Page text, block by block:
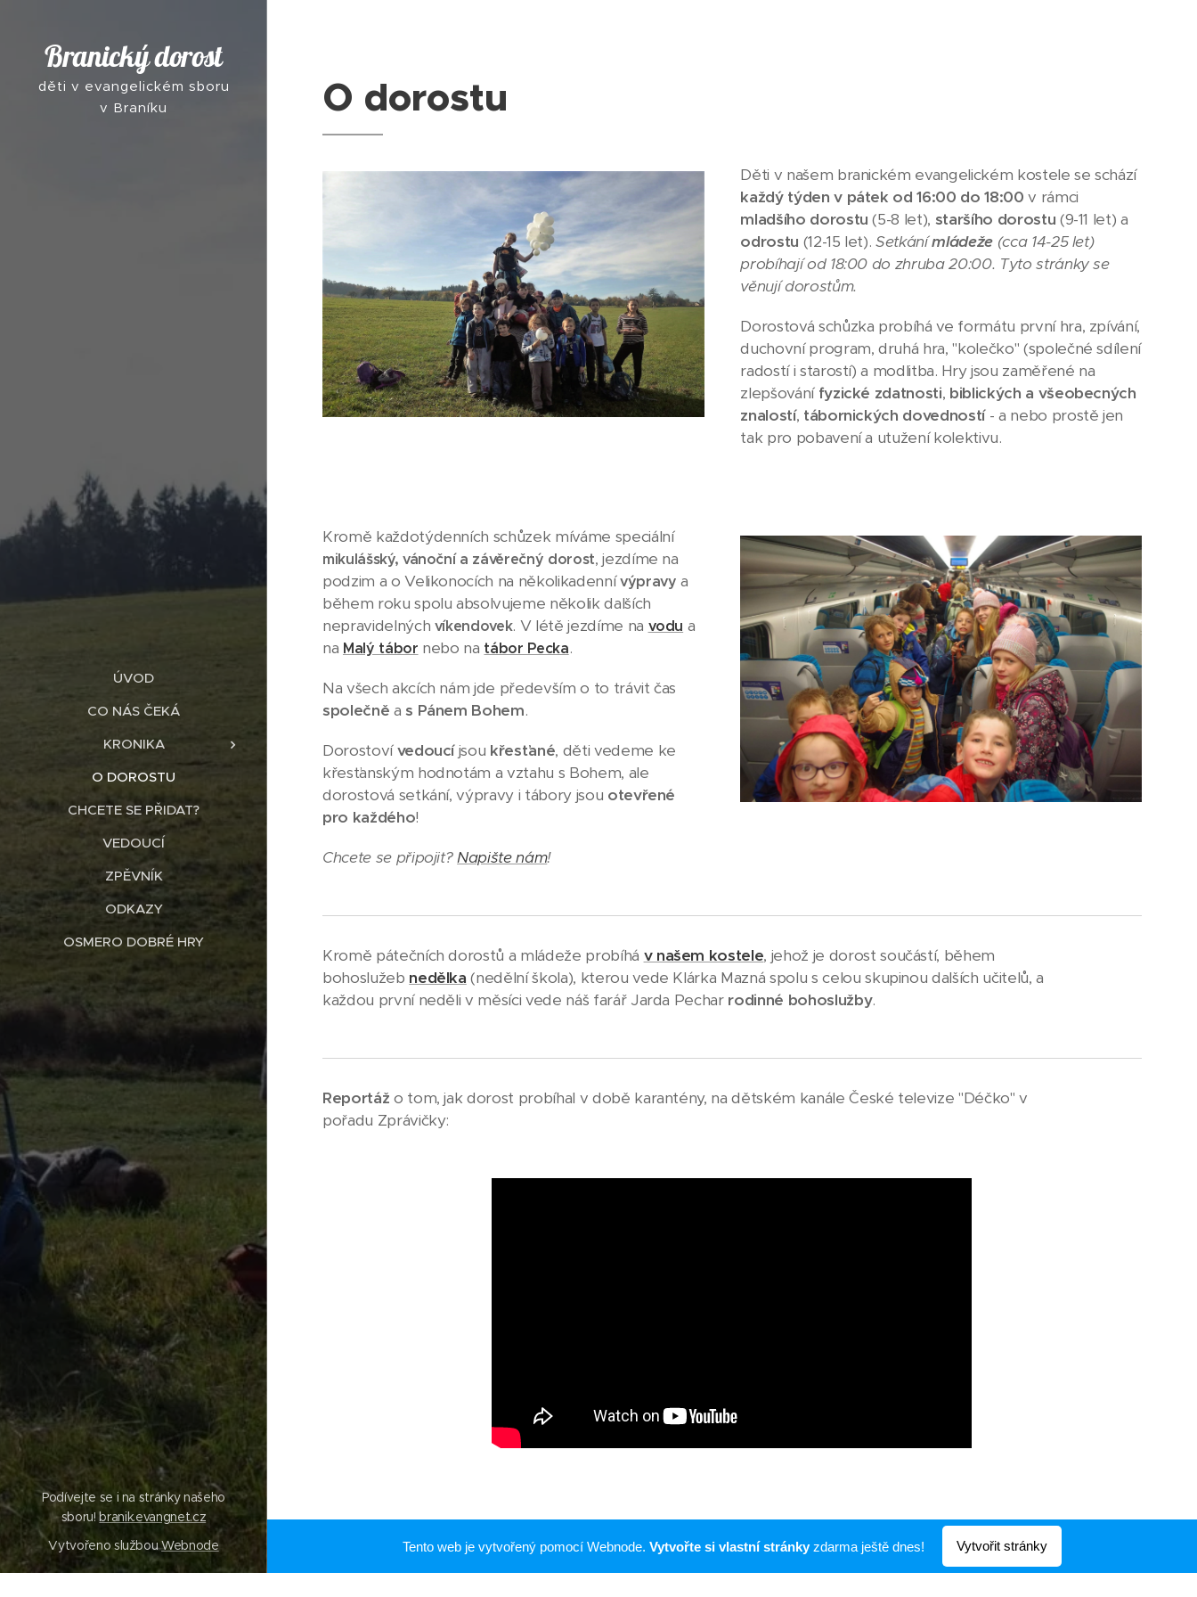
Branický dorost
děti v evangelickém sboru
v Braníku
ÚVOD
CO NÁS ČEKÁ
KRONIKA
O DOROSTU
CHCETE SE PŘIDAT?
VEDOUCÍ
ZPĚVNÍK
ODKAZY
OSMERO DOBRÉ HRY
O dorostu
Kromě každotýdenních schůzek míváme speciální
mikulášský, vánoční a závěrečný dorost, jezdíme na
podzim a o Velikonocích na několikadennívýpravya
během roku spolu absolvujeme několik dalších
nepravidelných víkendovek. V létě jezdíme na vodu a
na Malý tábor nebo na tábor Pecka.
Na všech akcích nám jde především o to trávit čas
společně as Pánem Bohem.
Dorostovívedoucíjsou křesťané, děti vedeme ke
křesťanským hodnotám a vztahu s Bohem, ale
dorostová setkání, výpravy i tábory jsou otevřené
pro každého!
Chcete se připojit?Napište nám!
Děti v našem branickém evangelickém kostele se schází
každý týden v pátek od 16:00 do 18:00 v rámci
mladšího dorostu (5-8 let), staršího dorostu (9-11 let) a
odrostu (12-15 let).Setkánímládeže (cca 14-25 let)
probíhají od 18:00 do zhruba 20:00. Tyto stránky se
věnují dorostům.
Dorostová schůzka probíhá ve formátu první hra, zpívání,
duchovní program, druhá hra, "kolečko" (společné sdílení
radostí i starostí) a modlitba. Hry jsou zaměřené na
zlepšování fyzické zdatnosti, biblických a všeobecných
znalostí, tábornických dovedností- a nebo prostě jen
tak pro pobavení a utužení kolektivu.
Kromě pátečních dorostů a mládeže probíhá v našem kostele, jehož je dorost součástí, během
bohoslužeb nedělka (nedělní škola), kterou vede Klárka Mazná spolu s celou skupinou dalších učitelů, a
každou první neděli v měsíci vede náš farář Jarda Pechar rodinné bohoslužby.
Reportáž o tom, jak dorost probíhal v době karantény, na dětském kanále České televize "Déčko" v
pořadu Zprávičky:
Podívejte se i na stránky našeho
sboru!branik.evangnet.cz
Vytvořeno službouWebnode Tento web je vytvořený pomocí Webnode. Vytvořte si vlastní stránkyzdarma ještě dnes! Vytvořit stránky